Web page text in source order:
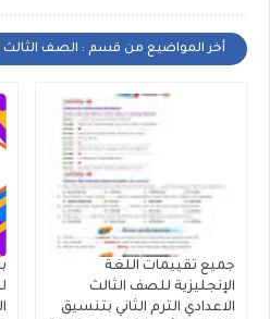
أخر المواضيع من قسم : الصف الثالث
جميع تقييمات اللغة
الإنجليزية للصف الثالث
الاعدادي الترم الثاني بتنسيق